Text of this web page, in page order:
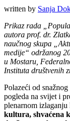
written by Sanja
Prikaz rada
autora prof. dr.
naučnog skupa
medije“ održanog
u Mostaru,
Instituta društvenih
Polazeći od
pogleda na svijet i
plenarnom izlaganju
kultura, shvaćena